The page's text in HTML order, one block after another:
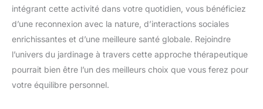
intégrant cette activité dans votre quotidien, vous bénéficiez
d’une reconnexion avec la nature, d’interactions sociales
enrichissantes et d’une meilleure santé globale. Rejoindre
l’univers du jardinage à travers cette approche thérapeutique
pourrait bien être l’un des meilleurs choix que vous ferez pour
votre équilibre personnel.